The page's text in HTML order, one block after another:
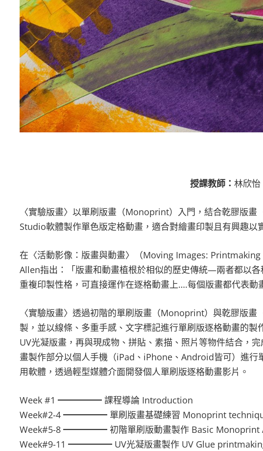
授課教師：林欣怡
〈實驗版畫〉以單刷版畫（Monoprint）入門，結合乾膠版
Studio軟體製作單色版定格動畫，適合對繪畫印製且有興趣以
在〈活動影像：版畫與動畫〉（Moving Images:
Allen指出：「版畫和動畫植根於相似的歷史傳統—兩者都以
重複印製性格，可直接運作在逐格動畫上….每個版畫都代表動
〈實驗版畫〉透過初階的單刷版畫（Monoprint）與乾膠版
製，並以線條、多重手感、文字標記進行單刷版逐格動畫的
UV光凝版畫，再與現成物、拼貼、素描、照片等物件結合，
畫製作部分以個人手機（iPad、iPhone、Android皆可）進
用軟體，透過輕型媒體介面開發個人單刷版逐格動畫影片。
Week #1 ━━━━━ 課程導論 Introduction
Week#2-4 ━━━━━ 單刷版畫基礎練習 Monoprint
Week#5-8 ━━━━━ 初階單刷版動畫製作 Basic Monoprint
Week#9-11 ━━━━━ UV光凝版畫製作 UV Glue